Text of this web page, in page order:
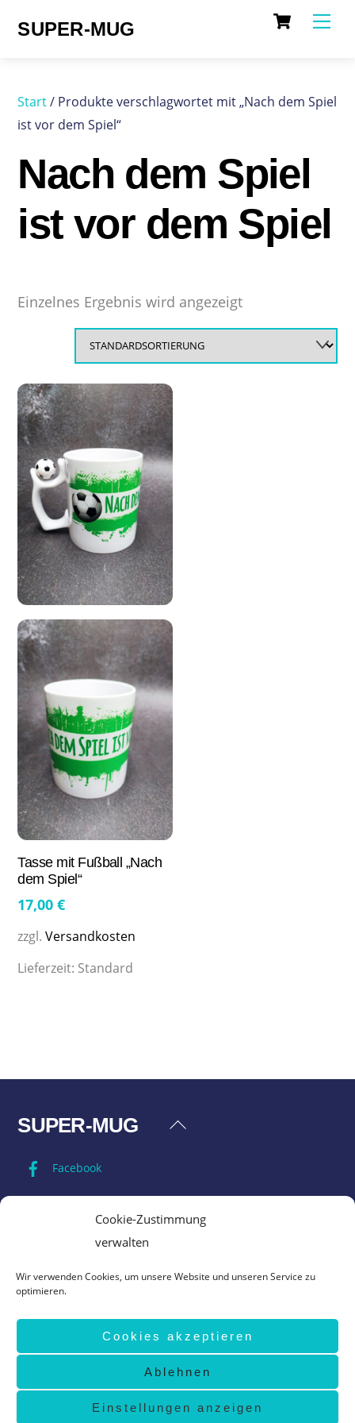
Cookie-Zustimmung
verwalten
Wir verwenden Cookies, um unsere Website und unseren Service zu
optimieren.
Cookies akzeptieren
Ablehnen
Einstellungen anzeigen
Cart
SUPER-MUG
Start/ Produkte verschlagwortet mit „Nach dem Spiel
ist vor dem Spiel“
Nach dem Spiel
ist vor dem Spiel
Einzelnes Ergebnis wird angezeigt
Tasse mit Fußball „Nach
dem Spiel“
17,00€
zzgl.Versandkosten
Lieferzeit: Standard
Back
SUPER-MUG
Facebook
Vertrag widerrufen
Super-Mug 2026 design bywww.grafik-ewald.de